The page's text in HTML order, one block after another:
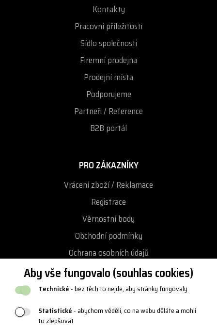
Aby vše fungovalo (souhlas cookies)
Technické- bez těch to nejde, aby stránky fungovaly
Statistické- abychom věděli, co na webu děláte a mohli
to zlepšovat
Kontakty
Pracovní příležitosti
Sídlo společnosti
Firemní prodejna
Prodejní místa
Podporujeme
Partneři / Reference
B2B portál
PRO ZÁKAZNÍKY
Vrácení zboží / Reklamace
Registrace
Věrnostní body
Obchodní podmínky
Ochrana osobních údajů
Podmínky vrácení / výměny zboží
Reklamační řád